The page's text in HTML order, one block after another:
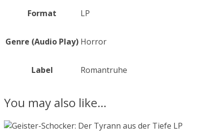
Format
LP
Genre (Audio Play) Horror
Label Romantruhe
You may also like…